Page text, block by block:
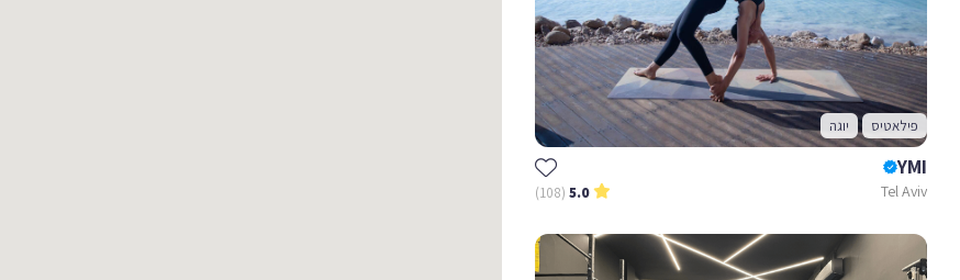
פילאטיס יוגה
YMI
Tel Aviv
5.0
(108)